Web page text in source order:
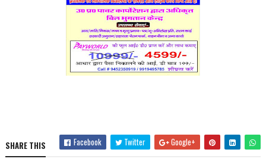
SHARE THIS Facebook Twitter Google+